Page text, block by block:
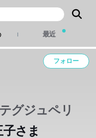
最近
フォロー
グジュペリ
さま